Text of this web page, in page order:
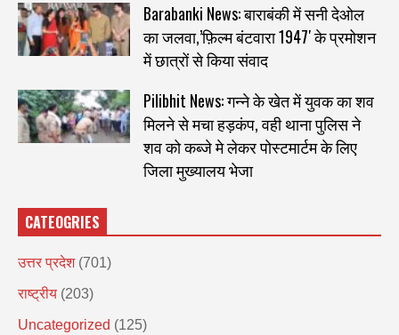
Barabanki News: बाराबंकी में सनी देओल
का जलवा,’फ़िल्म बंटवारा 1947′ के प्रमोशन
में छात्रों से किया संवाद
Pilibhit News: गन्ने के खेत में युवक का शव
मिलने से मचा हड़कंप, वही थाना पुलिस ने
शव को कब्जे मे लेकर पोस्टमार्टम के लिए
जिला मुख्यालय भेजा
CATEOGRIES
उत्तर प्रदेश (701)
राष्ट्रीय (203)
Uncategorized (125)